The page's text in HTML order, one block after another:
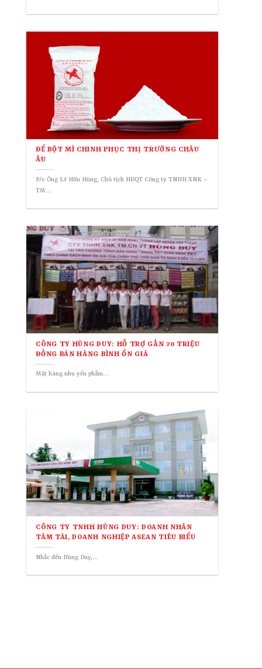
ĐỂ BỘT MÌ CHINH PHỤC THỊ TRƯỜNG CHÂU
ÂU
P/v Ông Lê Hữu Hùng, Chủ tịch HĐQT Công ty TNHH XNK –
TM...
CÔNG TY HÙNG DUY: HỖ TRỢ GẦN 70 TRIỆU
ĐỒNG BÁN HÀNG BÌNH ỔN GIÁ
Mặt hàng nhu yếu phẩm...
CÔNG TY TNHH HÙNG DUY: DOANH NHÂN
TÂM TÀI, DOANH NGHIỆP ASEAN TIÊU BIỂU
Nhắc đến Hùng Duy,...